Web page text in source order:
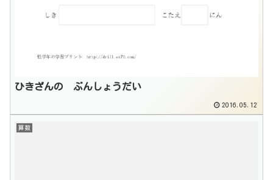
ひきざんの ぶんしょうだい
2016.05.12
算数